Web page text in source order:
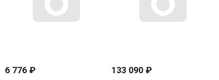
6 776 ₽ 133 090₽